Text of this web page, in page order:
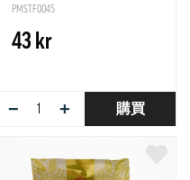
PMSTF0045
43 kr
− + 購買